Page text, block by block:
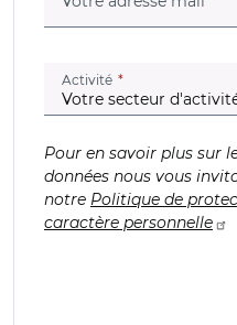
Activité (champ
Pour en savoir plus sur
données nous vous
notre Politique de
caractère personnelle